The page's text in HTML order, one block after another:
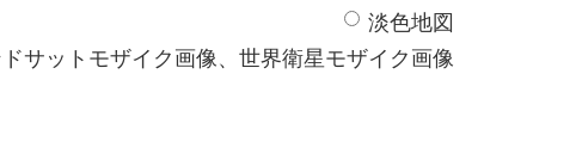
淡色地図
サットモザイク画像、世界衛星モザイク画像